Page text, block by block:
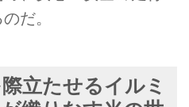
だ。
立たせるイルミ